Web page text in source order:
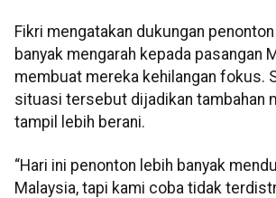
Fikri mengatakan dukungan
banyak mengarah kepada pasangan
membuat mereka kehilangan fokus.
situasi tersebut dijadikan tambahan
tampil lebih berani.
“Hari ini penonton lebih banyak
Malaysia, tapi kami coba tidak